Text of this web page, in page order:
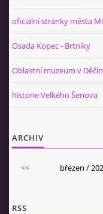
oficiální stránky města
Osada Kopec - Brtníky
Oblastní muzeum v
historie Velkého Šenova
ARCHIV
<< březen /
RSS